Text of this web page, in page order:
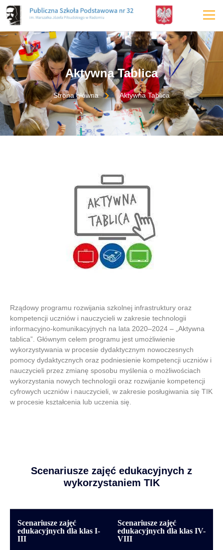
treści
Aktywna Tablica
Strona główna Aktywna Tablica
Rządowy programu rozwijania szkolnej infrastruktury oraz
kompetencji uczniów i nauczycieli w zakresie technologii
informacyjno-komunikacyjnych na lata 2020–2024 – „Aktywna
tablica”. Głównym celem programu jest umożliwienie
wykorzystywania w procesie dydaktycznym nowoczesnych
pomocy dydaktycznych oraz podniesienie kompetencji uczniów i
nauczycieli przez zmianę sposobu myślenia o możliwościach
wykorzystania nowych technologii oraz rozwijanie kompetencji
cyfrowych uczniów i nauczycieli, w zakresie posługiwania się TIK
w procesie kształcenia lub uczenia się.
Scenariusze zajęć edukacyjnych z
wykorzystaniem TIK
Scenariusze zajęć
edukacyjnych dla klas I-
III
Scenariusze zajęć
edukacyjnych dla klas IV-
VIII